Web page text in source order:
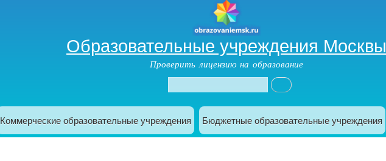
Образовательные учреждения Москвы
Проверить лицензию на образование
Коммерческие образовательные учреждения Бюджетные образовательные учреждения